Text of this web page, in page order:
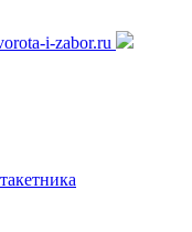
i-zabor.ru